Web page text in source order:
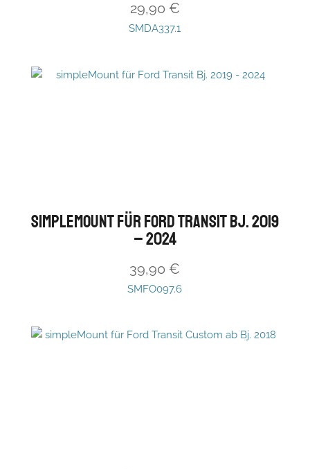
29,90 €
SMDA337.1
simpleMount für Ford Transit Bj. 2019
– 2024
39,90 €
SMFO097.6